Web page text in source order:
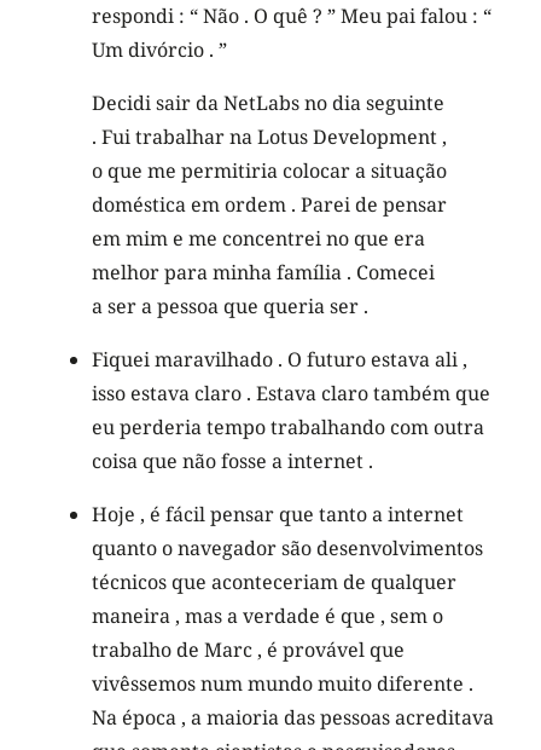
respondi : “ Não . O quê ? ” Meu pai falou : “
Um divórcio . ”
Decidi sair da NetLabs no dia seguinte
. Fui trabalhar na Lotus Development ,
o que me permitiria colocar a situação
doméstica em ordem . Parei de pensar
em mim e me concentrei no que era
melhor para minha família . Comecei
a ser a pessoa que queria ser .
Fiquei maravilhado . O futuro estava ali ,
isso estava claro . Estava claro também que
eu perderia tempo trabalhando com outra
coisa que não fosse a internet .
Hoje , é fácil pensar que tanto a internet
quanto o navegador são desenvolvimentos
técnicos que aconteceriam de qualquer
maneira , mas a verdade é que , sem o
trabalho de Marc , é provável que
vivêssemos num mundo muito diferente .
Na época , a maioria das pessoas acreditava